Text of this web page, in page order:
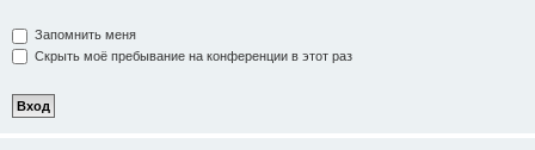
Запомнить меня
Скрыть моё пребывание на конференции в этот раз